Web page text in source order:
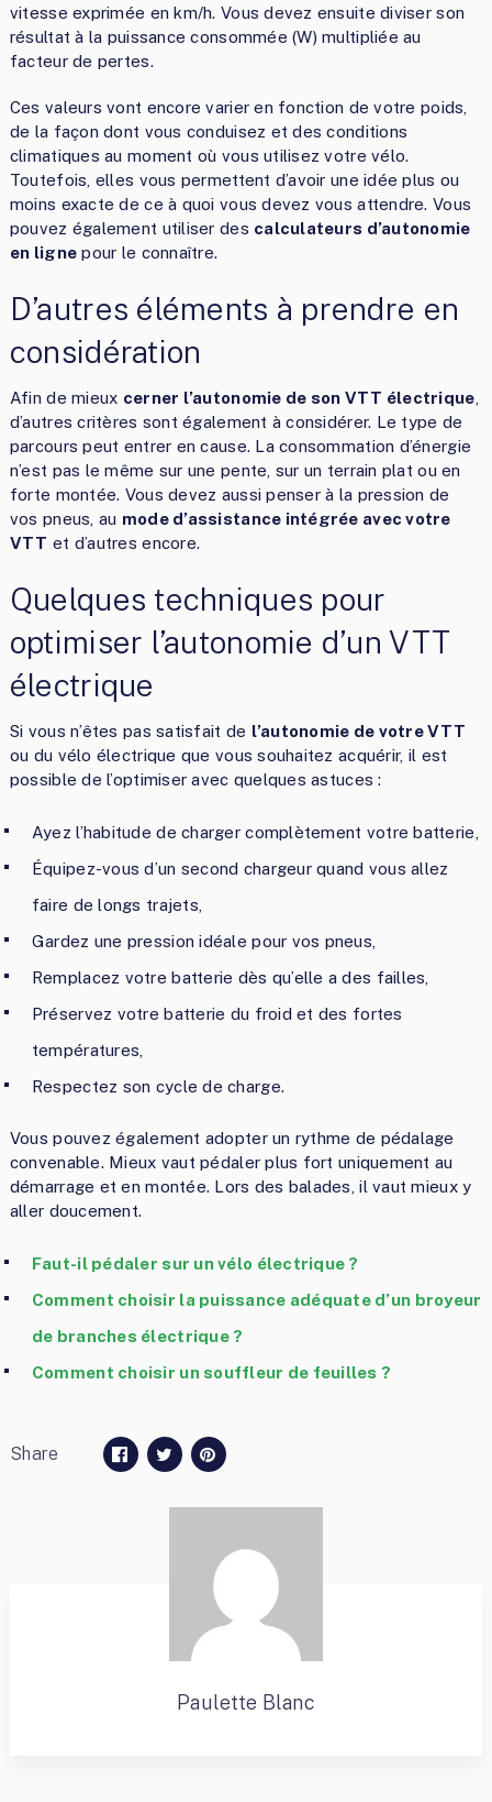
vitesse exprimée en km/h. Vous devez ensuite diviser son
résultat à la puissance consommée (W) multipliée au
facteur de pertes.
Ces valeurs vont encore varier en fonction de votre poids,
de la façon dont vous conduisez et des conditions
climatiques au moment où vous utilisez votre vélo.
Toutefois, elles vous permettent d’avoir une idée plus ou
moins exacte de ce à quoi vous devez vous attendre. Vous
pouvez également utiliser des calculateurs d’autonomie
en ligne pour le connaître.
D’autres éléments à prendre en
considération
Afin de mieux cerner l’autonomie de son VTT électrique
d’autres critères sont également à considérer. Le type de
parcours peut entrer en cause. La consommation d’énergie
n’est pas le même sur une pente, sur un terrain plat ou en
forte montée. Vous devez aussi penser à la pression de
vos pneus, au mode d’assistance intégrée avec votre
VTT et d’autres encore.
Quelques techniques pour
optimiser l’autonomie d’un VTT
électrique
Si vous n’êtes pas satisfait de l’autonomie de votre VTT
ou du vélo électrique que vous souhaitez acquérir, il est
possible de l’optimiser avec quelques astuces :
Ayez l’habitude de charger complètement votre batterie,
Équipez-vous d’un second chargeur quand vous allez
faire de longs trajets,
Gardez une pression idéale pour vos pneus,
Remplacez votre batterie dès qu’elle a des failles,
Préservez votre batterie du froid et des fortes
températures,
Respectez son cycle de charge.
Vous pouvez également adopter un rythme de pédalage
convenable. Mieux vaut pédaler plus fort uniquement au
démarrage et en montée. Lors des balades, il vaut mieux y
aller doucement.
Faut-il pédaler sur un vélo électrique ?
Comment choisir la puissance adéquate d’un broyeur
de branches électrique ?
Comment choisir un souffleur de feuilles ?
Share
Paulette Blanc